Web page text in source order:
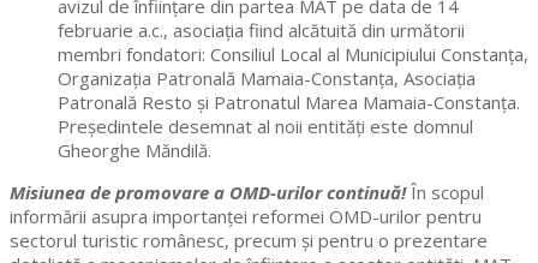
avizul de înființare din partea MAT pe data de 14
februarie a.c., asociația fiind alcătuită din următorii
membri fondatori: Consiliul Local al Municipiului Constanța,
Organizația Patronală Mamaia-Constanța, Asociația
Patronală Resto și Patronatul Marea Mamaia-Constanța.
Președintele desemnat al noii entități este domnul
Gheorghe Măndilă.
Misiunea de promovare a OMD-urilor continuă!În scopul
informării asupra importanței reformei OMD-urilor pentru
sectorul turistic românesc, precum și pentru o prezentare